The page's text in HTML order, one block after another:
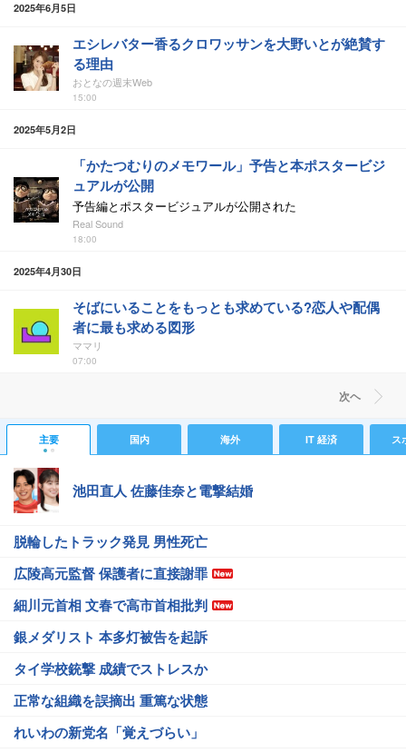
2025年6月5日
エシレバター香るクロワッサンを大野いとが絶賛す
る理由
おとなの週末Web
15:00
2025年5月2日
「かたつむりのメモワール」予告と本ポスタービジ
ュアルが公開
予告編とポスタービジュアルが公開された
Real Sound
18:00
2025年4月30日
そばにいることをもっとも求めている?恋人や配偶
者に最も求める図形
ママリ
07:00
次ヘ
主要 国内 海外 IT 経済 ス
池田直人 佐藤佳奈と電撃結婚
脱輪したトラック発見 男性死亡
広陵高元監督 保護者に直接謝罪
細川元首相 文春で高市首相批判
銀メダリスト 本多灯被告を起訴
タイ学校銃撃 成績でストレスか
正常な組織を誤摘出 重篤な状態
れいわの新党名「覚えづらい」